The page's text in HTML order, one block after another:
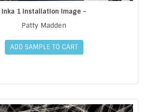
Inka 1 Installation Image -
Patty Madden
ADD SAMPLE TO CART